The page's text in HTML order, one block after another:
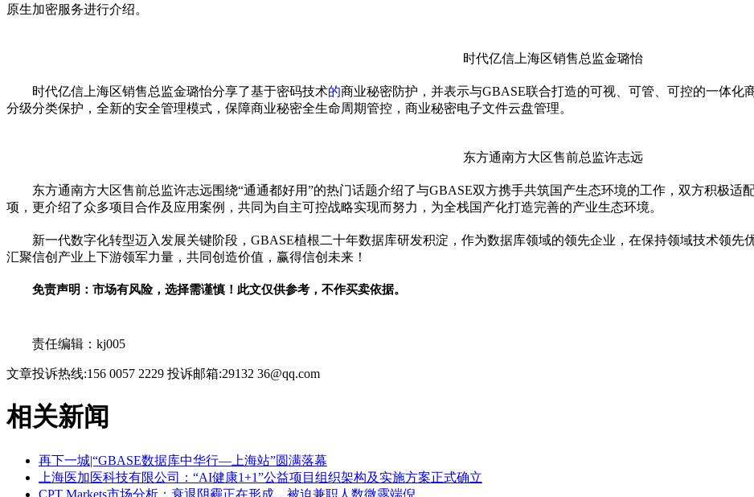
原生加密服务进行介绍。
时代亿信上海区销售总监金璐怡
时代亿信上海区销售总监金璐怡分享了基于密码技术的商业秘密防护，并表示与GBASE联合打造的可视、可管、可控的一体
分级分类保护，全新的安全管理模式，保障商业秘密全生命周期管控，商业秘密电子文件云盘管理。
东方通南方大区售前总监许志远
东方通南方大区售前总监许志远围绕“通通都好用”的热门话题介绍了与GBASE双方携手共筑国产生态环境的工作，双方积极适
项，更介绍了众多项目合作及应用案例，共同为自主可控战略实现而努力，为全栈国产化打造完善的产业生态环境。
新一代数字化转型迈入发展关键阶段，GBASE植根二十年数据库研发积淀，作为数据库领域的领先企业，在保持领域技术领
汇聚信创产业上下游领军力量，共同创造价值，赢得信创未来！
免责声明：市场有风险，选择需谨慎！此文仅供参考，不作买卖依据。
责任编辑：kj005
文章投诉热线:156 0057 2229 投诉邮箱:29132 36@qq.com
相关新闻
再下一城|“GBASE数据库中华行—上海站”圆满落幕
上海医加医科技有限公司：“AI健康1+1”公益项目组织架构及实施方案正式确立
CPT Markets市场分析：衰退阴霾正在形成，被迫兼职人数微露端倪